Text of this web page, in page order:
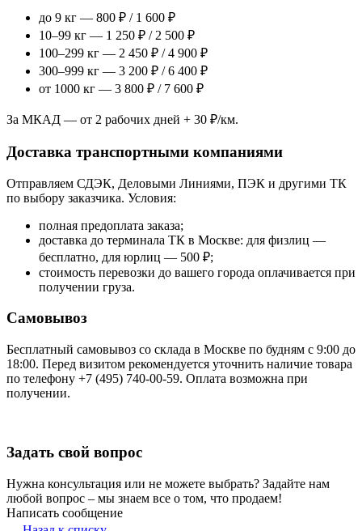
до 9 кг — 800 ₽ / 1 600 ₽
10–99 кг — 1 250 ₽ / 2 500 ₽
100–299 кг — 2 450 ₽ / 4 900 ₽
300–999 кг — 3 200 ₽ / 6 400 ₽
от 1000 кг — 3 800 ₽ / 7 600 ₽
За МКАД — от 2 рабочих дней + 30 ₽/км.
Доставка транспортными компаниями
Отправляем СДЭК, Деловыми Линиями, ПЭК и другими ТК
по выбору заказчика. Условия:
полная предоплата заказа;
доставка до терминала ТК в Москве: для физлиц —
бесплатно, для юрлиц — 500 ₽;
стоимость перевозки до вашего города оплачивается при
получении груза.
Самовывоз
Бесплатный самовывоз со склада в Москве по будням с 9:00 до
18:00. Перед визитом рекомендуется уточнить наличие товара
по телефону +7 (495) 740-00-59. Оплата возможна при
получении.
Задать свой вопрос
Нужна консультация или не можете выбрать? Задайте нам
любой вопрос – мы знаем все о том, что продаем!
Написать сообщение